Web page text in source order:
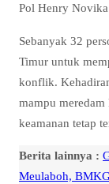
Pol Henry
Sebanyak 32
Timur untuk
konflik.
mampu meredam
keamanan tetap
Berita lainnya :
Meulaboh,